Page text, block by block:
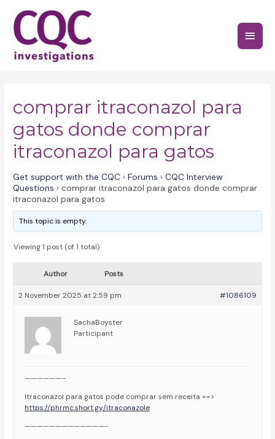
content
Main
comprar itraconazol para
gatos donde comprar
itraconazol para gatos
Get support with the CQC › Forums › CQC Interview
Questions › comprar itraconazol para gatos donde comprar
itraconazol para gatos
This topic is empty.
Viewing 1 post (of 1 total)
Author Posts
2 November 2025 at 2:59 pm #1086109
SachaBoyster
Participant
——————–
Itraconazol para gatos pode comprar sem receita ==>
https://phrmc.short.gy/itraconazole
—————————————-